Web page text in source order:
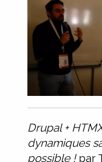
Drupal +
dynamiques
possible !par